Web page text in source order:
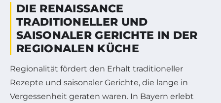
DIE RENAISSANCE
TRADITIONELLER UND
SAISONALER GERICHTE IN DER
REGIONALEN KÜCHE
Regionalität fördert den Erhalt traditioneller
Rezepte und saisonaler Gerichte, die lange in
Vergessenheit geraten waren. In Bayern erlebt